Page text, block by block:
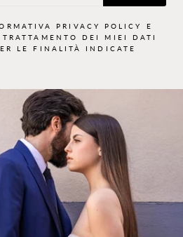
PRIVACY POLICY
E
TRATTAMENTO DEI MIEI DATI
LE FINALITÀ INDICATE